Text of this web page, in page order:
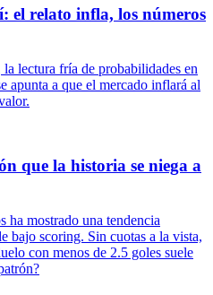
el relato infla, los números
lectura fría de probabilidades en
apunta a que el mercado inflará al
que la historia se niega a
ha mostrado una tendencia
bajo scoring. Sin cuotas a la vista,
con menos de 2.5 goles suele